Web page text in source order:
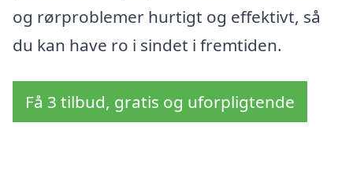
og rørproblemer hurtigt og effektivt, så
du kan have ro i sindet i fremtiden.
Få 3 tilbud, gratis og uforpligtende